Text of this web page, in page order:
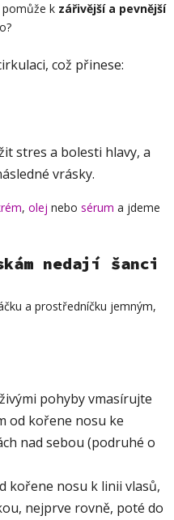
k zářivější a pevnější
což přinese:
stres a bolesti hlavy, a
vrásky.
, olej nebo sérum a jdeme
nedají šanci
a prostředníčku jemným,
pohyby vmasírujte
od kořene nosu ke
nad sebou (podruhé o
kořene nosu k linii vlasů,
nejprve rovně, poté do